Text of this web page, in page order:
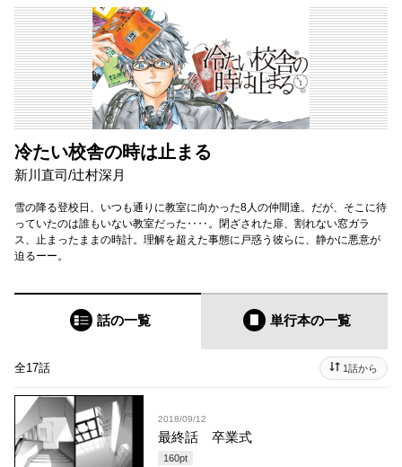
冷たい校舎の時は止まる
新川直司/辻村深月
雪の降る登校日、いつも通りに教室に向かった8人の仲間達。だが、そこに待
っていたのは誰もいない教室だった‥‥。閉ざされた扉、割れない窓ガラ
ス、止まったままの時計。理解を超えた事態に戸惑う彼らに、静かに悪意が
迫るーー。
話の一覧 単行本の一覧
全17話 1話から
2018/09/12
最終話 卒業式
160pt